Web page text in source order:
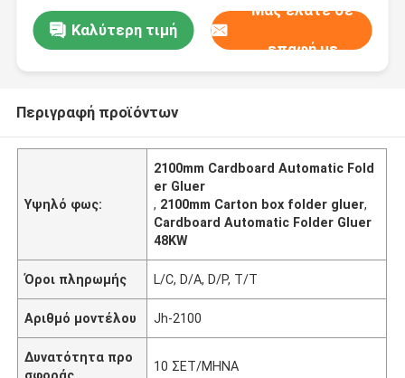
Καλύτερη τιμή
Μας ελάτε σε
επαφή με
Περιγραφή προϊόντων
Υψηλό φως:
2100mm Cardboard Automatic Fold
er Gluer
, 2100mm Carton box folder gluer,
Cardboard Automatic Folder Gluer
48KW
Όροι πληρωμής L/C, D/A, D/P, T/T
Αριθμό μοντέλου Jh-2100
Δυνατότητα προ
σφοράς
10 ΣΕΤ/ΜΗΝΑ